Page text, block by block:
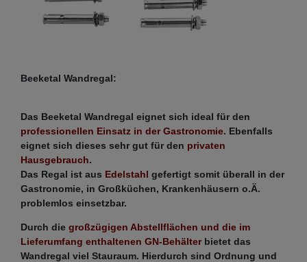
Beeketal Wandregal:
Das Beeketal Wandregal eignet sich ideal für den
professionellen Einsatz in der Gastronomie. Ebenfalls
eignet sich dieses sehr gut für den privaten
Hausgebrauch.
Das Regal ist aus Edelstahl gefertigt somit überall in der
Gastronomie, in Großküchen, Krankenhäusern o.Ä.
problemlos einsetzbar.
Durch die großzügigen Abstellflächen und die im
Lieferumfang enthaltenen GN-Behälterbietet das
Wandregal viel Stauraum. Hierdurch sind Ordnung und